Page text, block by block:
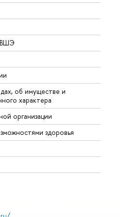
ВШЭ
об имуществе и
характера
организации
здоровья